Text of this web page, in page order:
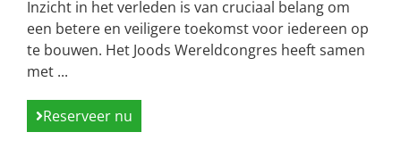
Inzicht in het verleden is van cruciaal belang om
een betere en veiligere toekomst voor iedereen op
te bouwen. Het Joods Wereldcongres heeft samen
met ...
Reserveer nu